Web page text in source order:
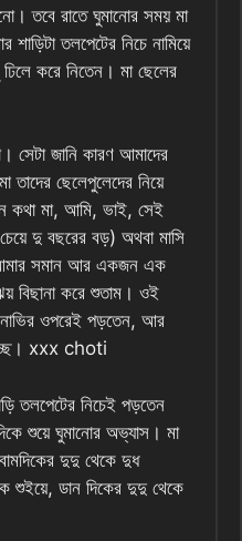
তবে রাতে ঘুমানোর সময় মা
তলপেটের নিচে নামিয়ে
করে নিতেন। মা ছেলের
সেটা জানি কারণ আমাদের
তাদের ছেলেপুলেদের নিয়ে
কথা মা, আমি, ভাই, সেই
দু বছরের বড়) অথবা মাসি
সমান আর একজন এক
বিছানা করে শুতাম। ওই
নাভির ওপরেই পড়তেন, আর
xxx choti
তলপেটের নিচেই পড়তেন
শুয়ে ঘুমানোর অভ্যাস। মা
দুদু থেকে দুধ
শুইয়ে, ডান দিকের দুদু থেকে